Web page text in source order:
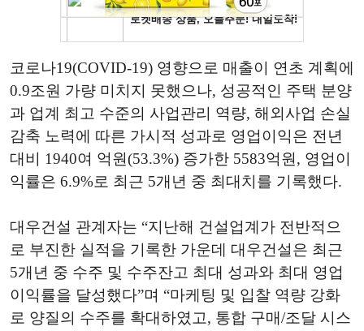
코로나19(COVID-19) 영향으로 매출이 연초 계획에
0.9조원 가량 미치지 못했으나, 성공적인 주택 분양
과 업계 최고 수준의 사업관리 역량, 해외사업 손실
감축 노력에 따른 가시적 성과로 영업이익은 전년
대비 1940여 억원(53.3%) 증가한 5583억원, 영업이
익률은 6.9%로 최근 5개년 중 최대치를 기록했다.
대우건설 관계자는 “지난해 건설업계가 전반적으
로 부진한 실적을 기록한 가운데 대우건설은 최근
5개년 중 수주 및 수주잔고 최대 성과와 최대 영업
이익률을 달성했다”며 “마케팅 및 입찰 역량 강화
로 양질의 수주를 확대하였고, 통합 구매/조달 시스